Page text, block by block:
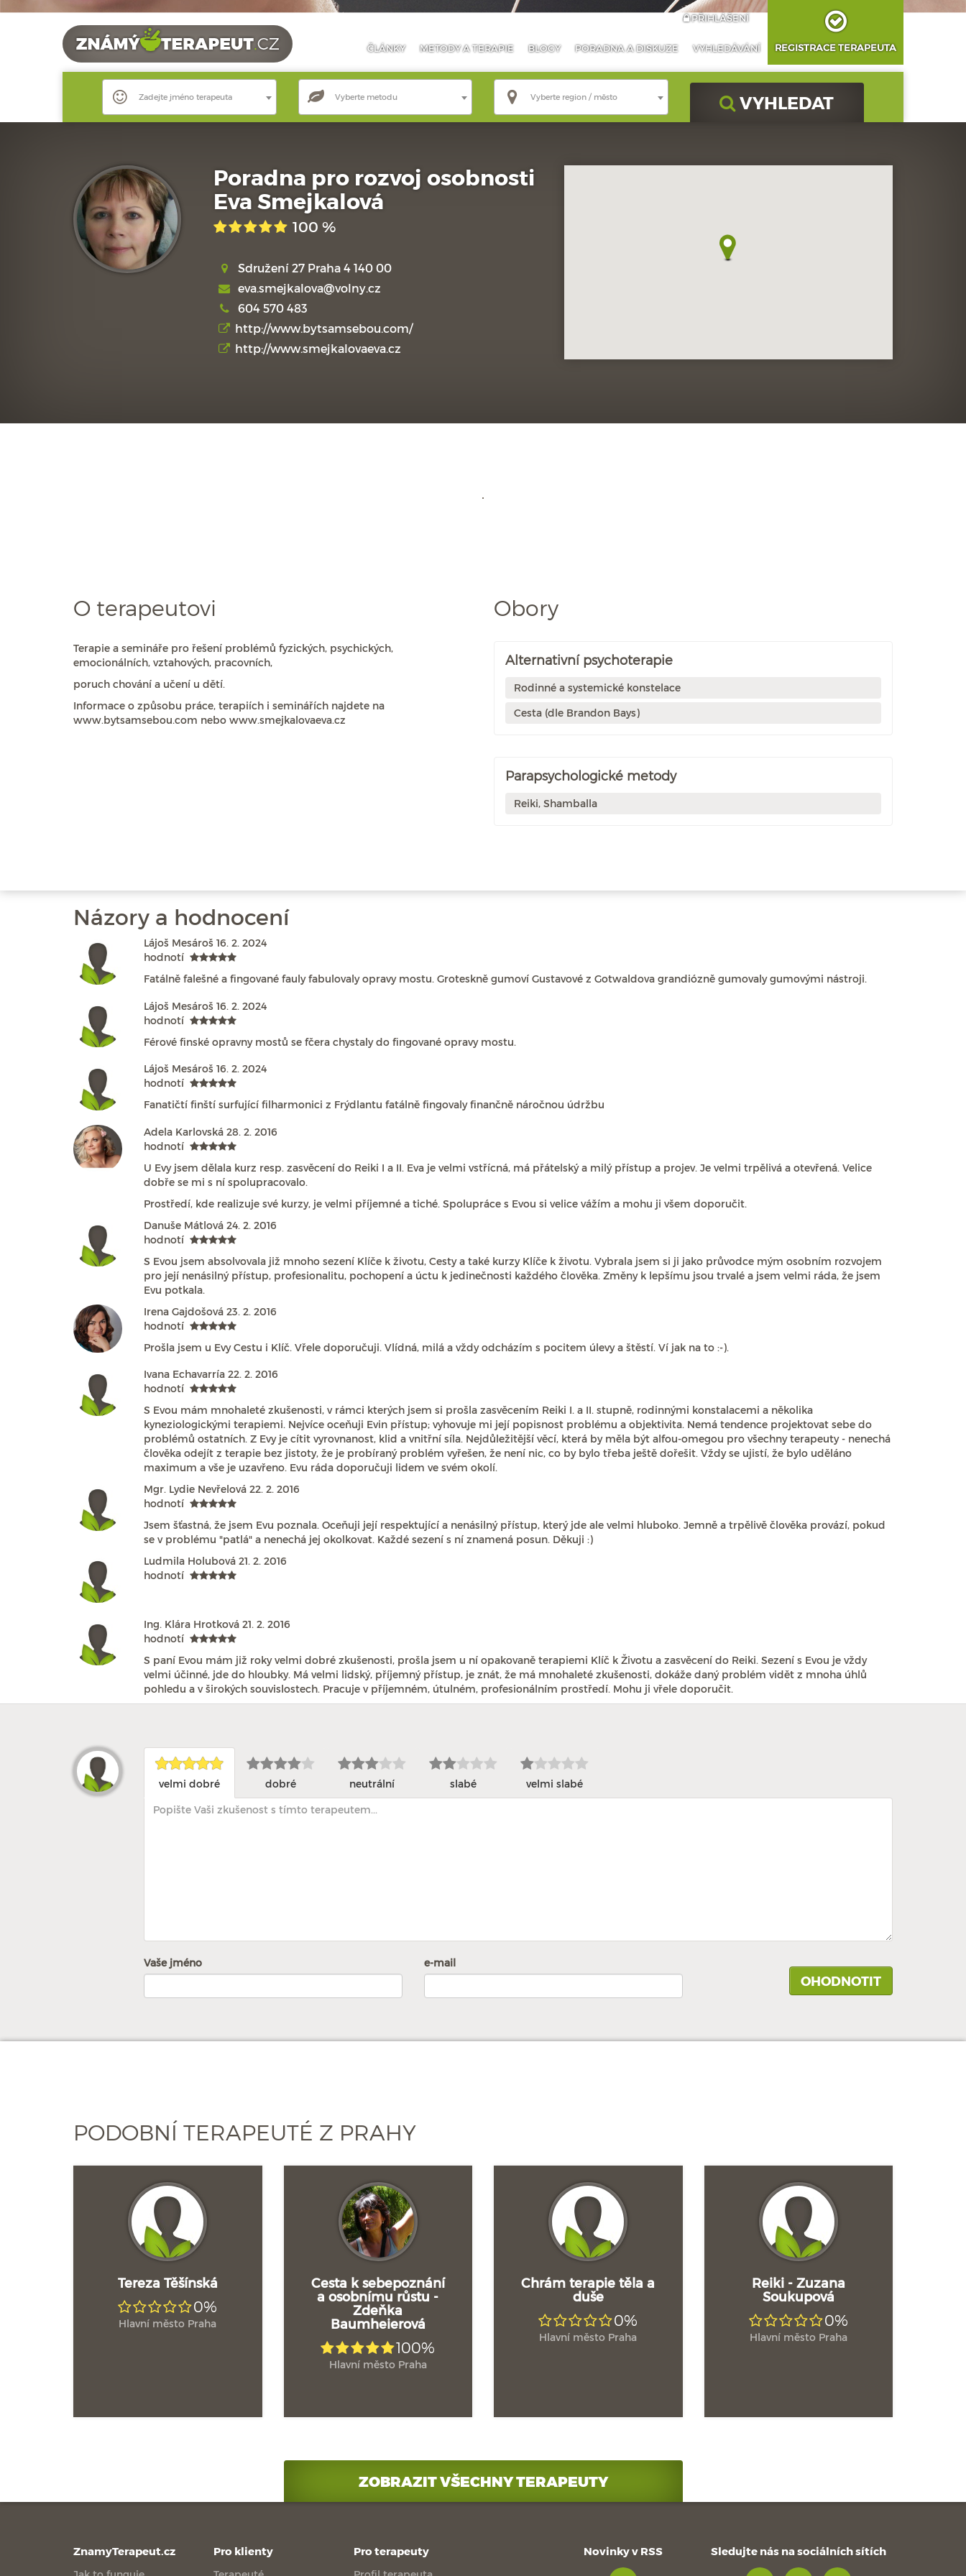
ČLÁNKY METODYA TERAPIE BLOGY PORADNAA DISKUZE VYHLEDÁVÁNÍ
PŘIHLÁŠENÍ
REGISTRACE TERAPEUTA
Zadejte jméno terapeuta Vyberte metodu Vyberte region / město VYHLEDAT
Poradna pro rozvoj osobnosti
Eva Smejkalová
100 %
Sdružení 27 Praha 4 140 00
eva.smejkalova@volny.cz
604 570 483
http://www.bytsamsebou.com/
http://www.smejkalovaeva.cz
O terapeutovi
Terapie a semináře pro řešení problémů fyzických, psychických,
emocionálních, vztahových, pracovních,
poruch chování a učení u dětí.
Informace o způsobu práce, terapiích i seminářích najdete na
www.bytsamsebou.com nebo www.smejkalovaeva.cz
Obory
Alternativní psychoterapie
Rodinné a systemické konstelace
Cesta (dle Brandon Bays)
Parapsychologické metody
Reiki, Shamballa
Názory a hodnocení
Lájoš Mesároš 16. 2. 2024
hodnotí
Fatálně falešné a fingované fauly fabulovaly opravy mostu. Groteskně gumoví Gustavové z Gotwaldova grandiózně gumovaly gumovými nástroji.
Lájoš Mesároš 16. 2. 2024
hodnotí
Férové finské opravny mostů se fčera chystaly do fingované opravy mostu.
Lájoš Mesároš 16. 2. 2024
hodnotí
Fanatičtí finští surfující filharmonici z Frýdlantu fatálně fingovaly finančně náročnou údržbu
Adela Karlovská 28. 2. 2016
hodnotí
U Evy jsem dělala kurz resp. zasvěcení do Reiki I a II. Eva je velmi vstřícná, má přátelský a milý přístup a projev. Je velmi trpělivá a otevřená. Velice
dobře se mi s ní spolupracovalo.
Prostředí, kde realizuje své kurzy, je velmi příjemné a tiché. Spolupráce s Evou si velice vážím a mohu ji všem doporučit.
Danuše Mátlová 24. 2. 2016
hodnotí
S Evou jsem absolvovala již mnoho sezení Klíče k životu, Cesty a také kurzy Klíče k životu. Vybrala jsem si ji jako průvodce mým osobním rozvojem
pro její nenásilný přístup, profesionalitu, pochopení a úctu k jedinečnosti každého člověka. Změny k lepšímu jsou trvalé a jsem velmi ráda, že jsem
Evu potkala.
Irena Gajdošová 23. 2. 2016
hodnotí
Prošla jsem u Evy Cestu i Klíč. Vřele doporučuji. Vlídná, milá a vždy odcházím s pocitem úlevy a štěstí. Ví jak na to :-).
Ivana Echavarría 22. 2. 2016
hodnotí
S Evou mám mnohaleté zkušenosti, v rámci kterých jsem si prošla zasvěcením Reiki I. a II. stupně, rodinnými konstalacemi a několika
kyneziologickými terapiemi. Nejvíce oceňuji Evin přístup; vyhovuje mi její popisnost problému a objektivita. Nemá tendence projektovat sebe do
problémů ostatních. Z Evy je cítit vyrovnanost, klid a vnitřní síla. Nejdůležitější věcí, která by měla být alfou-omegou pro všechny terapeuty - nenechá
člověka odejít z terapie bez jistoty, že je probíraný problém vyřešen, že není nic, co by bylo třeba ještě dořešit. Vždy se ujistí, že bylo uděláno
maximum a vše je uzavřeno. Evu ráda doporučuji lidem ve svém okolí.
Mgr. Lydie Nevřelová 22. 2. 2016
hodnotí
Jsem šťastná, že jsem Evu poznala. Oceňuji její respektující a nenásilný přístup, který jde ale velmi hluboko. Jemně a trpělivě člověka provází, pokud
se v problému "patlá" a nenechá jej okolkovat. Každé sezení s ní znamená posun. Děkuji :)
Ludmila Holubová 21. 2. 2016
hodnotí
Ing. Klára Hrotková 21. 2. 2016
hodnotí
S paní Evou mám již roky velmi dobré zkušenosti, prošla jsem u ní opakovaně terapiemi Klíč k Životu a zasvěcení do Reiki. Sezení s Evou je vždy
velmi účinné, jde do hloubky. Má velmi lidský, příjemný přístup, je znát, že má mnohaleté zkušenosti, dokáže daný problém vidět z mnoha úhlů
pohledu a v širokých souvislostech. Pracuje v příjemném, útulném, profesionálním prostředí. Mohu ji vřele doporučit.
velmi dobré dobré neutrální slabé velmi slabé
Vaše jméno e-mail
PODOBNÍ TERAPEUTÉ Z PRAHY
Tereza Těšínská
0%
Hlavní město Praha
Cesta k sebepoznání
a osobnímu růstu -
Zdeňka
Baumheierová
100%
Hlavní město Praha
Chrám terapie těla a
duše
0%
Hlavní město Praha
Reiki - Zuzana
Soukupová
0%
Hlavní město Praha
ZOBRAZIT VŠECHNY TERAPEUTY
ZnamyTerapeut.cz Pro klienty Pro terapeuty Novinky v RSS Sledujte nás na sociálních sítích